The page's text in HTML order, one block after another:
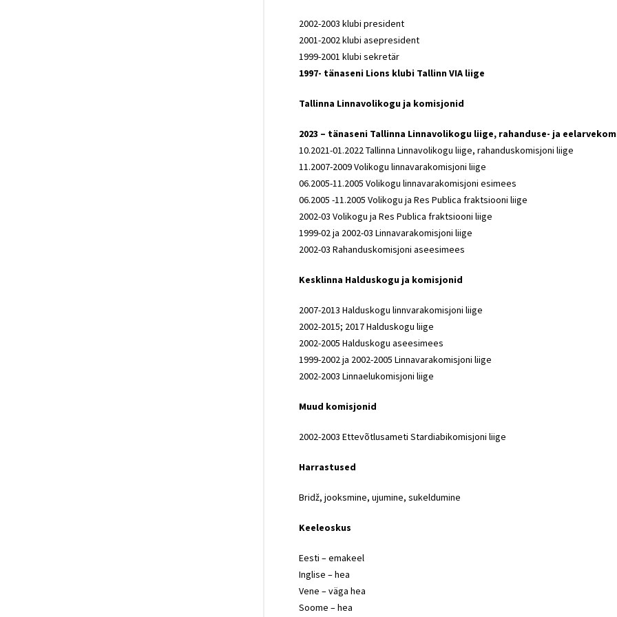
2002-2003 klubi president
2001-2002 klubi asepresident
1999-2001 klubi sekretär
1997- tänaseni Lions klubi Tallinn VIA liige
Tallinna Linnavolikogu ja komisjonid
2023 – tänaseni Tallinna Linnavolikogu liige, rahanduse- ja
10.2021-01.2022 Tallinna Linnavolikogu liige, rahanduskomisjoni liige
11.2007-2009 Volikogu linnavarakomisjoni liige
06.2005-11.2005 Volikogu linnavarakomisjoni esimees
06.2005 -11.2005 Volikogu ja Res Publica fraktsiooni liige
2002-03 Volikogu ja Res Publica fraktsiooni liige
1999-02 ja 2002-03 Linnavarakomisjoni liige
2002-03 Rahanduskomisjoni aseesimees
Kesklinna Halduskogu ja komisjonid
2007-2013 Halduskogu linnvarakomisjoni liige
2002-2015; 2017 Halduskogu liige
2002-2005 Halduskogu aseesimees
1999-2002 ja 2002-2005 Linnavarakomisjoni liige
2002-2003 Linnaelukomisjoni liige
Muud komisjonid
2002-2003 Ettevõtlusameti Stardiabikomisjoni liige
Harrastused
Bridž, jooksmine, ujumine, sukeldumine
Keeleoskus
Eesti – emakeel
Inglise – hea
Vene – väga hea
Soome – hea